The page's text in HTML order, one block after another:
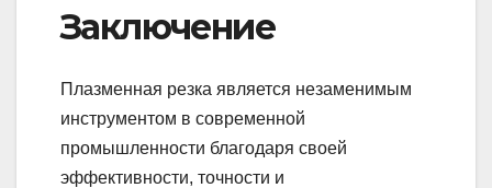
Заключение
Плазменная резка является незаменимым
инструментом в современной
промышленности благодаря своей
эффективности, точности и